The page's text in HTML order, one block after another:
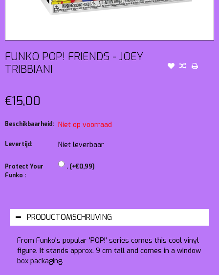
FUNKO POP! FRIENDS - JOEY
TRIBBIANI
€15,00
Beschikbaarheid: Niet op voorraad
Levertijd: Niet leverbaar
Protect Your
Funko :
. (+€0,99)
PRODUCTOMSCHRIJVING
From Funko's popular 'POP!' series comes this cool vinyl
figure. It stands approx. 9 cm tall and comes in a window
box packaging.